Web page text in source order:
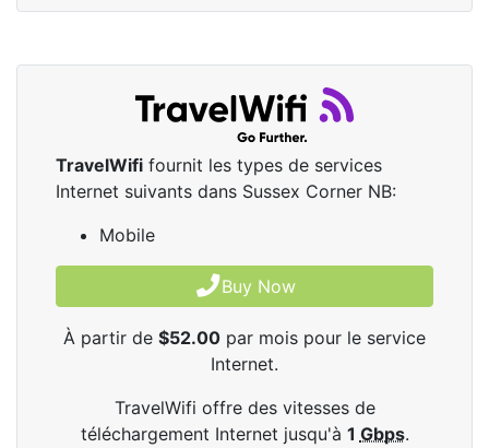
TravelWifi fournit les types de services
Internet suivants dans Sussex Corner NB:
Mobile
Buy Now
À partir de $52.00 par mois pour le service
Internet.
TravelWifi offre des vitesses de
téléchargement Internet jusqu'à 1 Gbps.